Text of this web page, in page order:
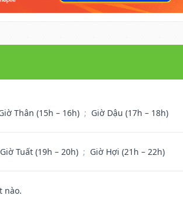
Thân (15h – 16h) ; Giờ Dậu (17h – 18h)
Giờ Tuất (19h – 20h) ; Giờ Hợi (21h – 22h)
nào.